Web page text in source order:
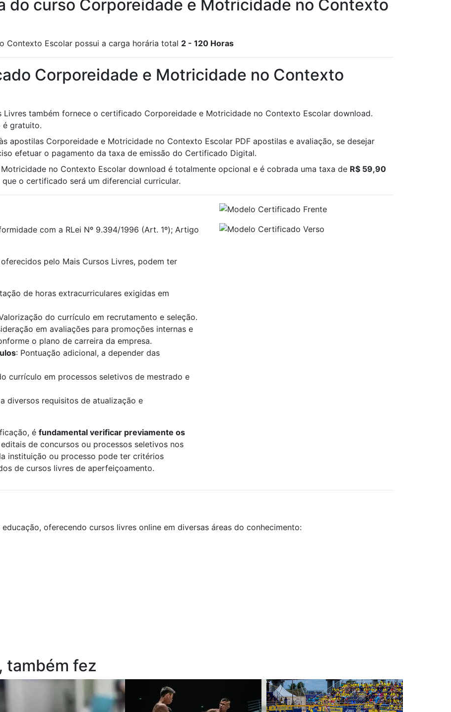
do curso Corporeidade e Motricidade no Contexto
Contexto Escolar possui a carga horária total 2 - 120 Horas
Corporeidade e Motricidade no Contexto
Livres também fornece o certificado Corporeidade e Motricidade no Contexto Escolar download.
é gratuito.
apostilas Corporeidade e Motricidade no Contexto Escolar PDF apostilas e avaliação, se desejar
efetuar o pagamento da taxa de emissão do Certificado Digital.
no Contexto Escolar download é totalmente opcional e é cobrada uma taxa de R$ 59,90
o certificado será um diferencial curricular.
com a RLei Nº 9.394/1996 (Art. 1º); Artigo
pelo Mais Cursos Livres, podem ter
de horas extracurriculares exigidas em
do currículo em recrutamento e seleção.
em avaliações para promoções internas e
o plano de carreira da empresa.
: Pontuação adicional, a depender das
currículo em processos seletivos de mestrado e
diversos requisitos de atualização e
é fundamental verificar previamente os
de concursos ou processos seletivos nos
instituição ou processo pode ter critérios
de cursos livres de aperfeiçoamento.
oferecendo cursos livres online em diversas áreas do conhecimento:
também fez